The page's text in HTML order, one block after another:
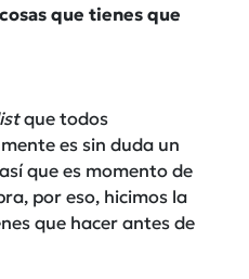
que tienes que
que todos
es sin duda un
que es momento de
por eso, hicimos la
que hacer antes de